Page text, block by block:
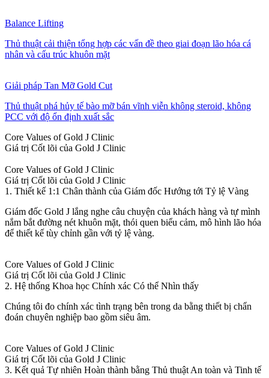
Balance Lifting
Thủ thuật cải thiện tổng hợp các vấn đề theo giai đoạn lão hóa cá
nhân và cấu trúc khuôn mặt
Giải pháp Tan Mỡ Gold Cut
Thủ thuật phá hủy tế bào mỡ bán vĩnh viễn không steroid, không
PCC với độ ổn định xuất sắc
Core Values of Gold J Clinic
Giá trị Cốt lõi của Gold J Clinic
Core Values of Gold J Clinic
Giá trị Cốt lõi của Gold J Clinic
1. Thiết kế 1:1 Chân thành của Giám đốc Hướng tới Tỷ lệ Vàng
Giám đốc Gold J lắng nghe câu chuyện của khách hàng và tự mình
nắm bắt đường nét khuôn mặt, thói quen biểu cảm, mô hình lão hóa
để thiết kế tùy chỉnh gần với tỷ lệ vàng.
Core Values of Gold J Clinic
Giá trị Cốt lõi của Gold J Clinic
2. Hệ thống Khoa học Chính xác Có thể Nhìn thấy
Chúng tôi đo chính xác tình trạng bên trong da bằng thiết bị chẩn
đoán chuyên nghiệp bao gồm siêu âm.
Core Values of Gold J Clinic
Giá trị Cốt lõi của Gold J Clinic
3. Kết quả Tự nhiên Hoàn thành bằng Thủ thuật An toàn và Tinh tế